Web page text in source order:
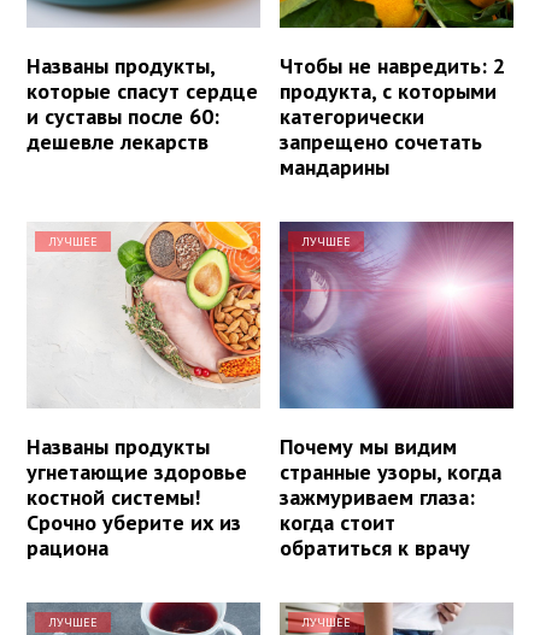
Названы продукты,
которые спасут сердце
и суставы после 60:
дешевле лекарств
Чтобы не навредить: 2
продукта, с которыми
категорически
запрещено сочетать
мандарины
ЛУЧШЕЕ
Названы продукты
угнетающие здоровье
костной системы!
Срочно уберите их из
рациона
ЛУЧШЕЕ
Почему мы видим
странные узоры, когда
зажмуриваем глаза:
когда стоит
обратиться к врачу
ЛУЧШЕЕ ЛУЧШЕЕ